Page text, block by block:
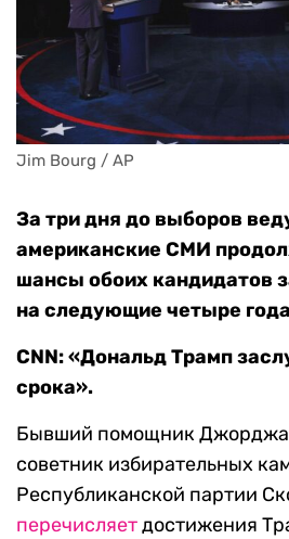
Jim Bourg / AP
За три дня до выборов
американские СМИ
шансы обоих кандидатов
на следующие четыре
CNN: «Дональд Трамп
срока».
Бывший помощник
советник избирательных
Республиканской партии
перечисляетдостижения